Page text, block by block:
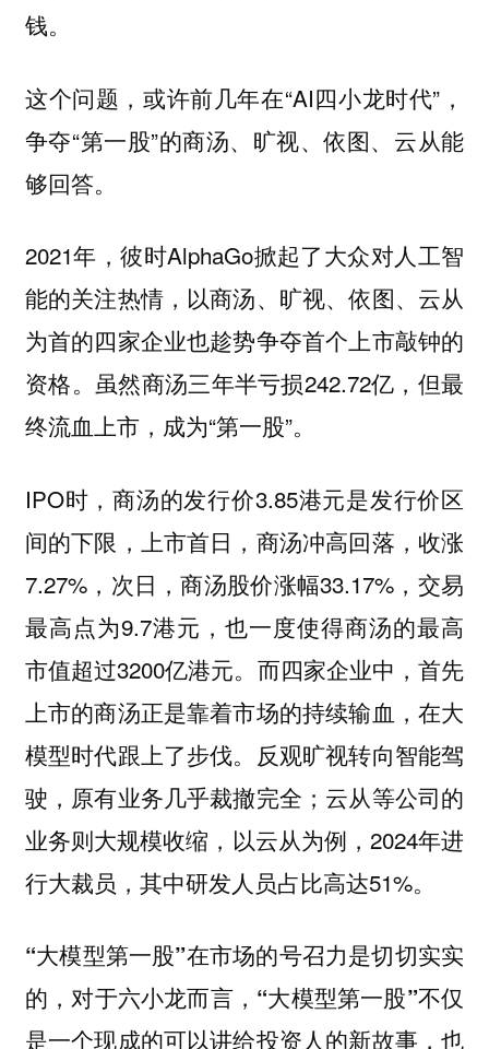
钱。
这个问题，或许前几年在“AI四小龙时代”，
争夺“第一股”的商汤、旷视、依图、云从能
够回答。
2021年，彼时AlphaGo掀起了大众对人工智
能的关注热情，以商汤、旷视、依图、云从
为首的四家企业也趁势争夺首个上市敲钟的
资格。虽然商汤三年半亏损242.72亿，但最
终流血上市，成为“第一股”。
IPO时，商汤的发行价3.85港元是发行价区
间的下限，上市首日，商汤冲高回落，收涨
7.27%，次日，商汤股价涨幅33.17%，交易
最高点为9.7港元，也一度使得商汤的最高
市值超过3200亿港元。而四家企业中，首先
上市的商汤正是靠着市场的持续输血，在大
模型时代跟上了步伐。反观旷视转向智能驾
驶，原有业务几乎裁撤完全；云从等公司的
业务则大规模收缩，以云从为例，2024年进
行大裁员，其中研发人员占比高达51%。
“大模型第一股”在市场的号召力是切切实实
的，对于六小龙而言，“大模型第一股”不仅
是一个现成的可以讲给投资人的新故事，也